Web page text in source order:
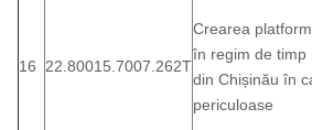
16 22.80015.7007.262T
Crearea
în regim de timp
din Chișinău în
periculoase